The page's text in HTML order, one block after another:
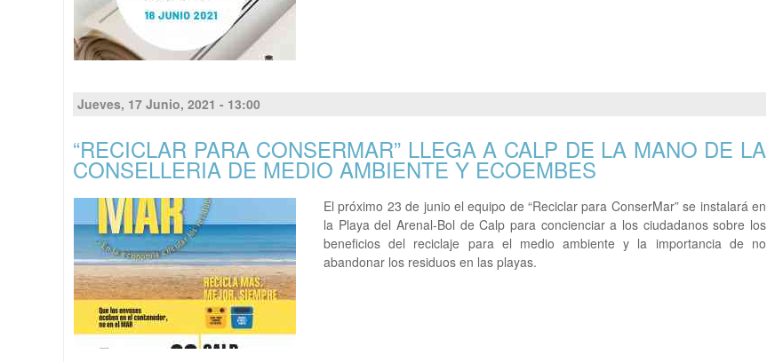
Jueves, 17 Junio, 2021 - 13:00
“RECICLAR PARA CONSERMAR” LLEGA A CALP DE LA MANO DE LA
CONSELLERIA DE MEDIO AMBIENTE Y ECOEMBES
El próximo 23 de junio el equipo de “Reciclar para ConserMar” se instalará en
la Playa del Arenal-Bol de Calp para concienciar a los ciudadanos sobre los
beneficios del reciclaje para el medio ambiente y la importancia de no
abandonar los residuos en las playas.